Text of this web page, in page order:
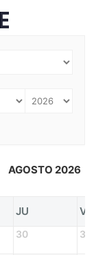
AGOSTO 2026
JU VI
30 31